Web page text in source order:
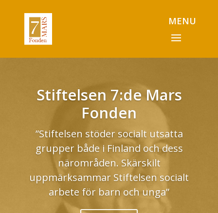
Stiftelsen 7:de Mars
Fonden
”Stiftelsen stöder socialt utsatta
grupper både i Finland och dess
närområden. Skärskilt
uppmärksammar Stiftelsen socialt
arbete för barn och unga”